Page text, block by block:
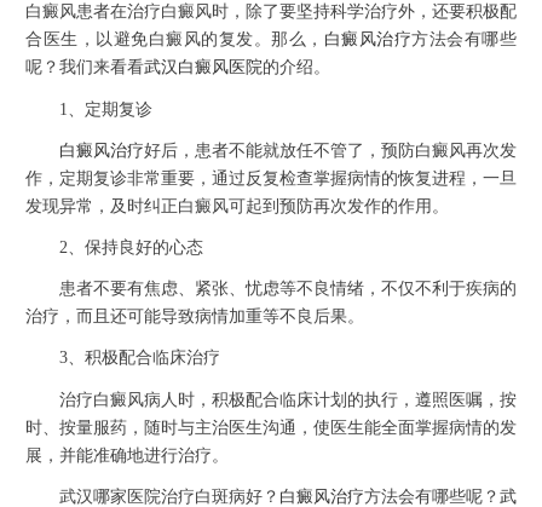
白癜风患者在治疗白癜风时，除了要坚持科学治疗外，还要积极配
合医生，以避免白癜风的复发。那么， 白癜风治疗方法会有哪些
呢？我们来看看武汉白癜风医院的介绍。
1、定期复诊
白癜风治疗好后，患者不能就放任不管了，预防白癜风再次发
作，定期复诊非常重要，通过反复检查掌握病情的恢复进程，一旦
发现异常，及时纠正白癜风可起到预防再次发作的作用。
2、保持良好的心态
患者不要有焦虑、紧张、忧虑等不良情绪，不仅不利于疾病的
治疗，而且还可能导致病情加重等不良后果。
3、积极配合临床治疗
治疗白癜风病人时，积极配合临床计划的执行，遵照医嘱，按
时、按量服药，随时与主治医生沟通，使医生能全面掌握病情的发
展，并能准确地进行治疗。
武汉哪家医院治疗白斑病好？ 白癜风治疗方法会有哪些呢？ 武